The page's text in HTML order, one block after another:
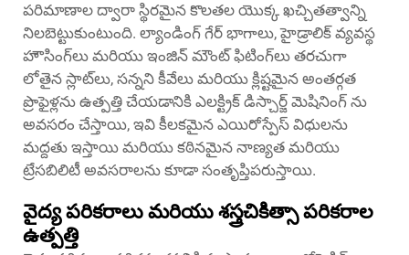
పరిమాణాల ద్వారా స్థిరమైన కొలతల యొక్క ఖచ్చితత్వాన్ని
నిలబెట్టుకుంటుంది. ల్యాండింగ్ గేర్ భాగాలు, హైడ్రాలిక్ వ్యవస్థ
హౌసింగ్‌లు మరియు ఇంజిన్ మౌంట్ ఫిటింగ్‌లు తరచుగా
లోతైన స్లాట్‌లు, సన్నని కీవేలు మరియు క్లిష్టమైన అంతర్గత
ప్రొఫైళ్లను ఉత్పత్తి చేయడానికి ఎలక్ట్రిక్ డిస్చార్జ్ మెషినింగ్ ను
అవసరం చేస్తాయి, ఇవి కీలకమైన ఎయిరోస్పేస్ విధులను
మద్దతు ఇస్తాయి మరియు కఠినమైన నాణ్యత మరియు
ట్రేసబిలిటీ అవసరాలను కూడా సంతృప్తిపరుస్తాయి.
వైద్య పరికరాలు మరియు శస్త్రచికిత్సా పరికరాల
ఉత్పత్తి